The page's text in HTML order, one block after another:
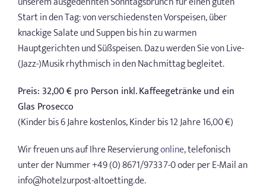
Start in den Tag: von verschiedensten Vorspeisen, über
knackige Salate und Suppen bis hin zu warmen
Hauptgerichten und Süßspeisen. Dazu werden Sie von Live-
(Jazz-)Musik rhythmisch in den Nachmittag begleitet.
Preis: 32,00 € pro Person inkl. Kaffeegetränke und ein
Glas Prosecco
(Kinder bis 6 Jahre kostenlos, Kinder bis 12 Jahre 16,00 €)
Wir freuen uns auf Ihre Reservierungonline, telefonisch
unter der Nummer +49 (0) 8671/97337-0 oder per E-Mail an
info@hotelzurpost-altoetting.de.